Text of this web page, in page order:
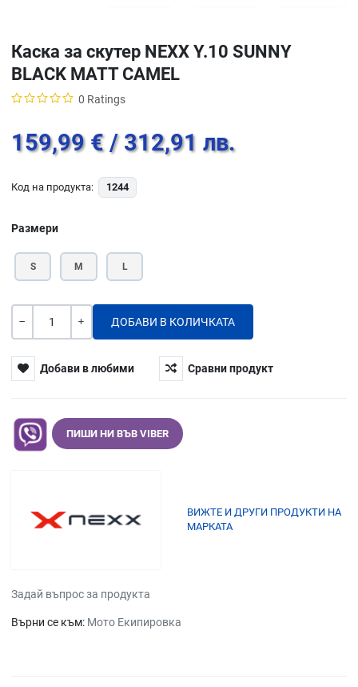
Каска за скутер NEXX Y.10 SUNNY
BLACK MATT CAMEL
0 Ratings
159,99 € / 312,91 лв.
Код на продукта: 1244
Размери
S M L
Количество
Добави в любими Сравни продукт
ПИШИ НИ ВЪВ VIBER
ВИЖТЕ И ДРУГИ ПРОДУКТИ НА
МАРКАТА
Задай въпрос за продукта
Върни се към: Мото Екипировка